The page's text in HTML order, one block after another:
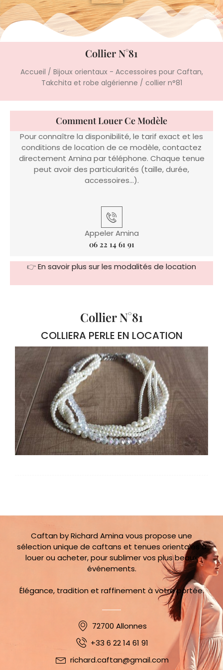
Collier N°81
Accueil / Bijoux orientaux - Accessoires pour Caftan,
Takchita et robe algérienne / collier n°81
Comment Louer Ce Modèle
Pour connaître la disponibilité, le tarif exact et les
conditions de location de ce modèle, contactez
directement Amina par téléphone. Chaque tenue
peut avoir des particularités (taille, durée,
accessoires…).
Appeler Amina
06 22 14 61 91
👉En savoir plus sur les modalités de location
Collier N°81
COLLIERA PERLE EN LOCATION
Caftan by Richard Amina vous propose une
sélection unique de caftans et tenues orientales à
louer ou acheter, pour sublimer vos plus beaux
événements.
Élégance, tradition et raffinement à votre portée.
72700 Allonnes
+33 6 22 14 61 91
richard.caftan@gmail.com